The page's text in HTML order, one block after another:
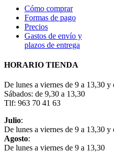
Cómo comprar
Formas de pago
Precios
Gastos de envío y
plazos de entrega
HORARIO TIENDA
De lunes a viernes de 9 a 13,30 y
Sábados: de 9,30 a 13,30
Tlf: 963 70 41 63
Julio:
De lunes a viernes de 9 a 13,30 y
Agosto:
De lunes a viernes de 9 a 13,30